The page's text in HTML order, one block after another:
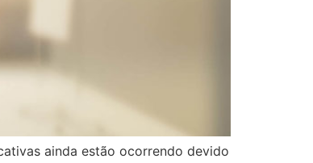
ainda estão ocorrendo devido